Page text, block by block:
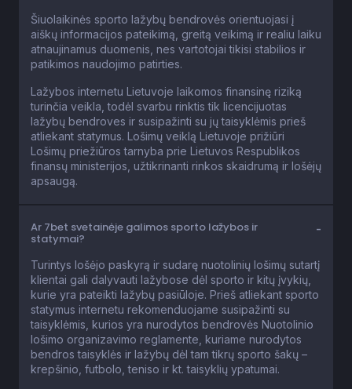
Šiuolaikinės sporto lažybų bendrovės orientuojasi į
aiškų informacijos pateikimą, greitą veikimą ir realiu laiku
atnaujinamus duomenis, nes vartotojai tikisi stabilios ir
patikimos naudojimo patirties.
Lažybos internetu Lietuvoje laikomos finansinę riziką
turinčia veikla, todėl svarbu rinktis tik licencijuotas
lažybų bendroves ir susipažinti su jų taisyklėmis prieš
atliekant statymus. Lošimų veiklą Lietuvoje prižiūri
Lošimų priežiūros tarnyba prie Lietuvos Respublikos
finansų ministerijos, užtikrinanti rinkos skaidrumą ir lošėjų
apsaugą.
Ar 7bet svetainėje galimos sporto lažybos ir
statymai?
Turintys lošėjo paskyrą ir sudarę nuotolinių lošimų sutartį
klientai gali dalyvauti lažybose dėl sporto ir kitų įvykių,
kurie yra pateikti lažybų pasiūloje. Prieš atliekant sporto
statymus internetu rekomenduojame susipažinti su
taisyklėmis, kurios yra nurodytos bendrovės Nuotolinio
lošimo organizavimo reglamente, kuriame nurodytos
bendros taisyklės ir lažybų dėl tam tikrų sporto šakų –
krepšinio, futbolo, teniso ir kt. taisyklių ypatumai.